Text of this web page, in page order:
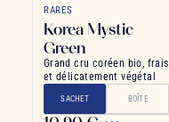
RARES
Korea Mystic
Green
Grand cru coréen bio, frais
et délicatement végétal
SACHET BOÎTE